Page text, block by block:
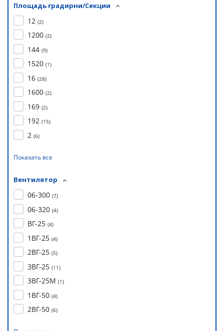
Площадь градирни/Секции
12 (2)
1200 (2)
144 (9)
1520 (1)
16 (28)
1600 (2)
169 (2)
192 (15)
2 (6)
Показать все
Вентилятор
06-300 (7)
06-320 (4)
ВГ-25 (4)
1ВГ-25 (4)
2ВГ-25 (5)
3ВГ-25 (11)
3ВГ-25М (1)
1ВГ-50 (4)
2ВГ-50 (6)